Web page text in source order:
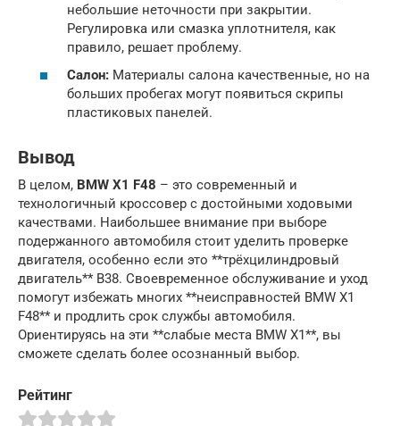
небольшие неточности при закрытии.
Регулировка или смазка уплотнителя, как
правило, решает проблему.
Салон: Материалы салона качественные, но на
больших пробегах могут появиться скрипы
пластиковых панелей.
Вывод
В целом, BMW X1 F48 – это современный и
технологичный кроссовер с достойными ходовыми
качествами. Наибольшее внимание при выборе
подержанного автомобиля стоит уделить проверке
двигателя, особенно если это **трёхцилиндровый
двигатель** B38. Своевременное обслуживание и уход
помогут избежать многих **неисправностей BMW X1
F48** и продлить срок службы автомобиля.
Ориентируясь на эти **слабые места BMW X1**, вы
сможете сделать более осознанный выбор.
Рейтинг